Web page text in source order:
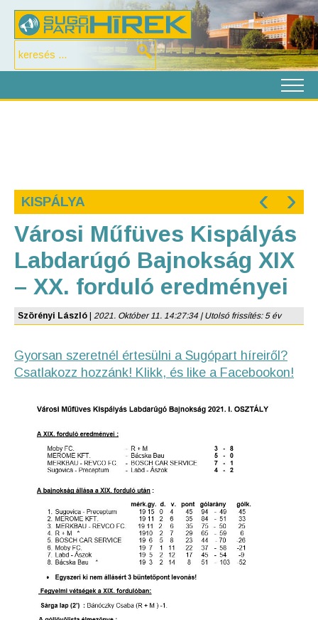
KISPÁLYA ‹ ›
Városi Műfüves Kispályás
Labdarúgó Bajnokság XIX
– XX. forduló eredményei
Szörényi László 2021. Október 11. 14:27:34 | Utolsó frissítés: 5 év
Gyorsan szeretnél értesülni a Sugópart híreiről?
Csatlakozz hozzánk! Klikk, és like a Facebookon!